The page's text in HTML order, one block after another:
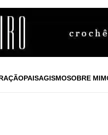
PAISAGISMOSOBRE MIM